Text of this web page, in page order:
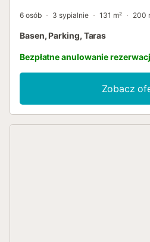
6 osób 3 sypialnie 131 m² 200
Basen, Parking, Taras
Bezpłatne anulowanie
Zobacz